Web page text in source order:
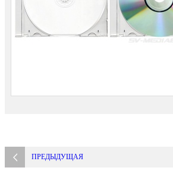
ПРЕДЫДУЩАЯ